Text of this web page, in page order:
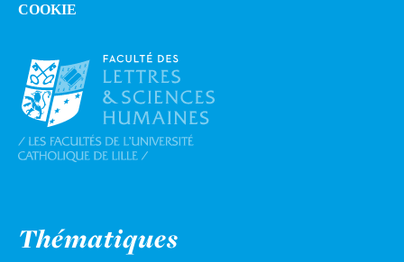
COOKIE
Thématiques